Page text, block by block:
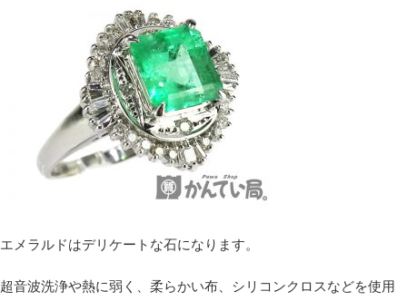
エメラルドはデリケートな石になります。
超音波洗浄や熱に弱く、柔らかい布、シリコンクロスなどを使用